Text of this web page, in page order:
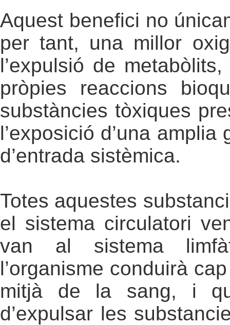
Aquest benefici no
per tant, una millor
l’expulsió de
pròpies reaccions
substàncies tòxiques
l’exposició d’una
d’entrada sistèmica.
Totes aquestes
el sistema circulatori
van al sistema
l’organisme conduirà
mitjà de la sang, i
d’expulsar les